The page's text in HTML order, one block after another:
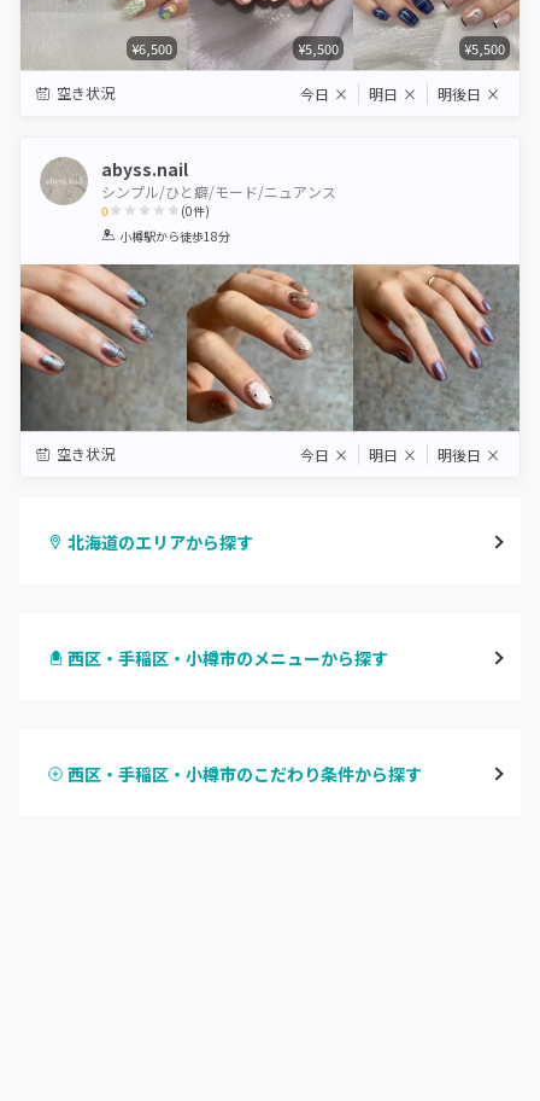
¥6,500 ¥5,500 ¥5,500
空き状況 今日 × 明日 × 明後日 ×
abyss.nail
シンプル/ひと癖/モード/ニュアンス
0
1 2 3 4 5
(0件)
小樽駅から徒歩18分
空き状況 今日 × 明日 × 明後日 ×
北海道のエリアから探す
北区・東区
西区・手稲区・小樽市のメニューから探す
ハンドスカルプ
西区・手稲区・小樽市のこだわり条件から探す